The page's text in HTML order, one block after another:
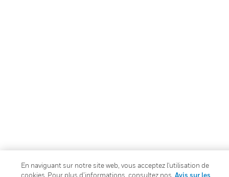
En naviguant sur notre site web, vous acceptez l'utilisation de
cookies. Pour plus d’informations, consultez nos Avis sur les